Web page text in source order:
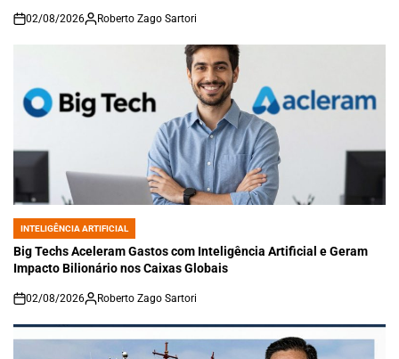
on
02/08/2026 Roberto Zago Sartori
POSTED
IN
INTELIGÊNCIA ARTIFICIAL
Big Techs Aceleram Gastos com Inteligência Artificial e Geram
Impacto Bilionário nos Caixas Globais
on
02/08/2026 Roberto Zago Sartori